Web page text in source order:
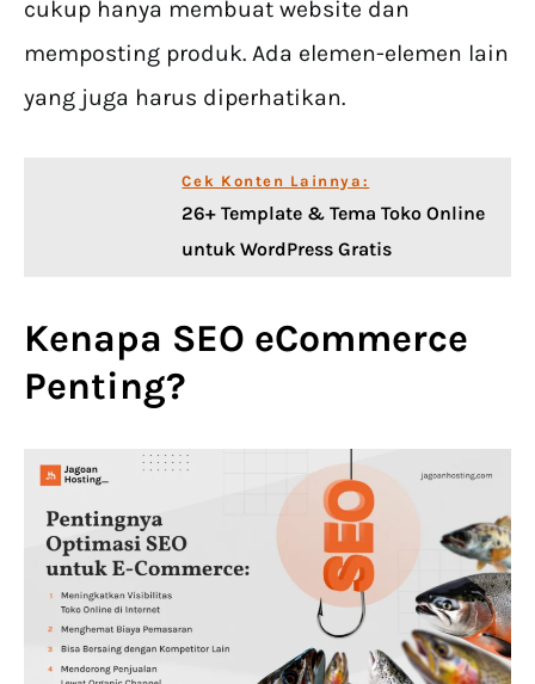
cukup hanya membuat website dan
memposting produk. Ada elemen-elemen lain
yang juga harus diperhatikan.
Cek Konten Lainnya:
26+ Template & Tema Toko Online
untuk WordPress Gratis
Kenapa SEO eCommerce
Penting?